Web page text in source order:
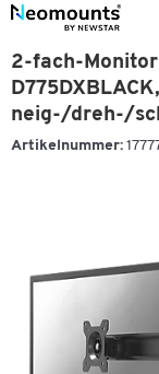
2-fach-
neig-/dreh-/
Artikelnummer: